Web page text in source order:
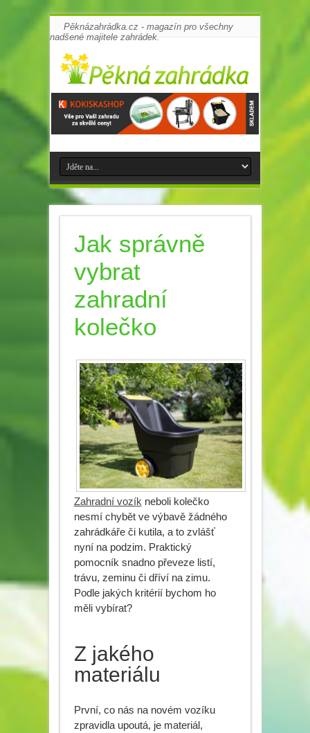
Pěknázahrádka.cz - magazín pro všechny
nadšené majitele zahrádek.
Jak správně
vybrat
zahradní
kolečko
Zahradní vozík neboli kolečko
nesmí chybět ve výbavě žádného
zahrádkáře či kutila, a to zvlášť
nyní na podzim. Praktický
pomocník snadno převeze listí,
trávu, zeminu či dříví na zimu.
Podle jakých kritérií bychom ho
měli vybírat?
Z jakého
materiálu
První, co nás na novém vozíku
zpravidla upoutá, je materiál,